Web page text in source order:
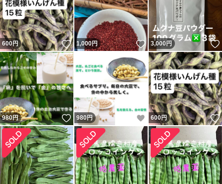
600円 いいね！
1,000円 いいね！
3,000円
980円 いいね！
980円 いいね！
600円